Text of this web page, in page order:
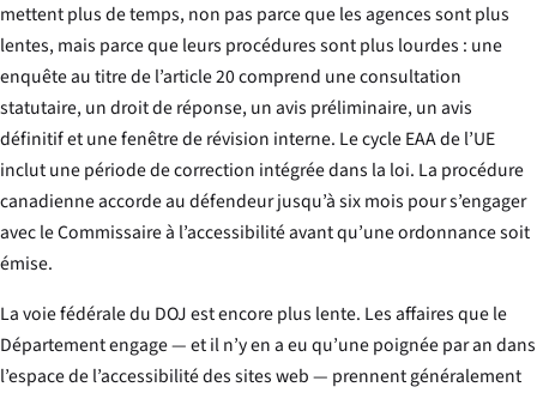
mettent plus de temps, non pas parce que les agences sont plus
lentes, mais parce que leurs procédures sont plus lourdes : une
enquête au titre de l’article 20 comprend une consultation
statutaire, un droit de réponse, un avis préliminaire, un avis
définitif et une fenêtre de révision interne. Le cycle EAA de l’UE
inclut une période de correction intégrée dans la loi. La procédure
canadienne accorde au défendeur jusqu’à six mois pour s’engager
avec le Commissaire à l’accessibilité avant qu’une ordonnance soit
émise.
La voie fédérale du DOJ est encore plus lente. Les affaires que le
Département engage — et il n’y en a eu qu’une poignée par an dans
l’espace de l’accessibilité des sites web — prennent généralement